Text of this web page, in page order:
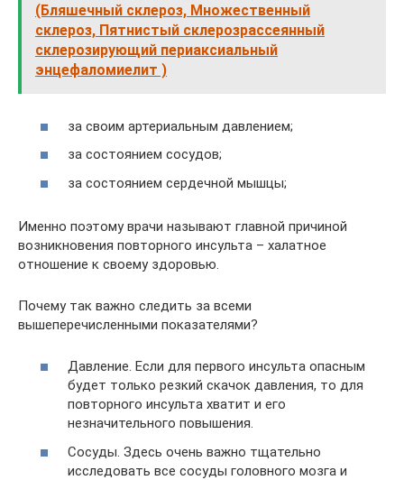
(Бляшечный склероз, Множественный
склероз, Пятнистый склерозрассеянный
склерозирующий периаксиальный
энцефаломиелит )
за своим артериальным давлением;
за состоянием сосудов;
за состоянием сердечной мышцы;
Именно поэтому врачи называют главной причиной
возникновения повторного инсульта – халатное
отношение к своему здоровью.
Почему так важно следить за всеми
вышеперечисленными показателями?
Давление. Если для первого инсульта опасным
будет только резкий скачок давления, то для
повторного инсульта хватит и его
незначительного повышения.
Сосуды. Здесь очень важно тщательно
исследовать все сосуды головного мозга и